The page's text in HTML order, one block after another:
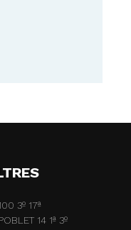
3º 17ª
14 1ª 3º